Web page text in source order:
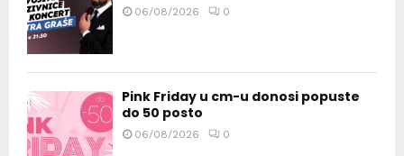
06/08/2026 0
Pink Friday u cm-u donosi popuste
do 50 posto
06/08/2026 0